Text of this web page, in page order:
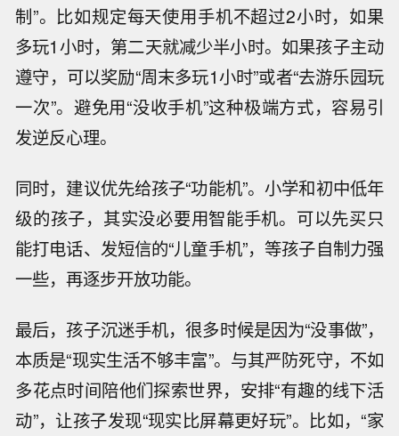
制”。比如规定每天使用手机不超过2小时，如果
多玩1小时，第二天就减少半小时。如果孩子主动
遵守，可以奖励“周末多玩1小时”或者“去游乐园玩
一次”。避免用“没收手机”这种极端方式，容易引
发逆反心理。
同时，建议优先给孩子“功能机”。小学和初中低年
级的孩子，其实没必要用智能手机。可以先买只
能打电话、发短信的“儿童手机”，等孩子自制力强
一些，再逐步开放功能。
最后，孩子沉迷手机，很多时候是因为“没事做”，
本质是“现实生活不够丰富”。与其严防死守，不如
多花点时间陪他们探索世界，安排“有趣的线下活
动”，让孩子发现“现实比屏幕更好玩”。比如，“家